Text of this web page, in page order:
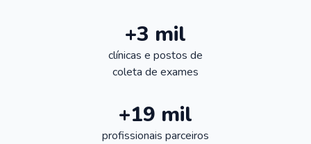
+3 mil
clínicas e postos de
coleta de exames
+19 mil
profissionais parceiros